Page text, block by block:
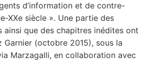
d’information et de contre-
XXe siècle ». Une partie des
ainsi que des chapitres inédites ont
Garnier (octobre 2015), sous la
Marzagalli, en collaboration avec